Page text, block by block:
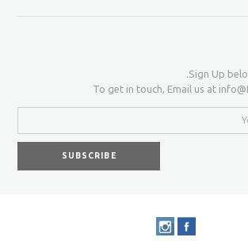
Sign Up
To get in touch, Email us at